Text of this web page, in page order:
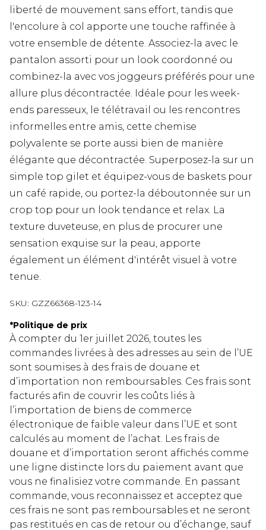
liberté de mouvement sans effort, tandis que
l'encolure à col apporte une touche raffinée à
votre ensemble de détente. Associez-la avec le
pantalon assorti pour un look coordonné ou
combinez-la avec vos joggeurs préférés pour une
allure plus décontractée. Idéale pour les week-
ends paresseux, le télétravail ou les rencontres
informelles entre amis, cette chemise
polyvalente se porte aussi bien de manière
élégante que décontractée. Superposez-la sur un
simple top gilet et équipez-vous de baskets pour
un café rapide, ou portez-la déboutonnée sur un
crop top pour un look tendance et relax. La
texture duveteuse, en plus de procurer une
sensation exquise sur la peau, apporte
également un élément d'intérêt visuel à votre
tenue.
SKU: GZZ66368-123-14
*Politique de prix
À compter du 1er juillet 2026, toutes les
commandes livrées à des adresses au sein de l’UE
sont soumises à des frais de douane et
d’importation non remboursables. Ces frais sont
facturés afin de couvrir les coûts liés à
l’importation de biens de commerce
électronique de faible valeur dans l’UE et sont
calculés au moment de l’achat. Les frais de
douane et d’importation seront affichés comme
une ligne distincte lors du paiement avant que
vous ne finalisiez votre commande. En passant
commande, vous reconnaissez et acceptez que
ces frais ne sont pas remboursables et ne seront
pas restitués en cas de retour ou d’échange, sauf